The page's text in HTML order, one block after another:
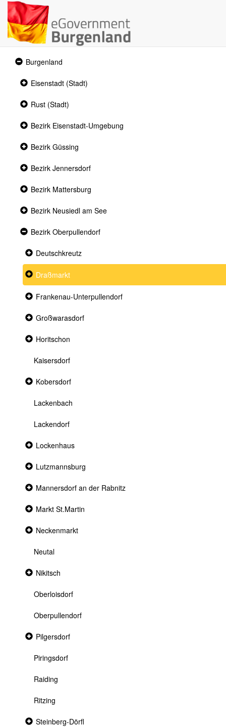
Expanded
section
Burgenland
Collapsed
Eisenstadt (Stadt)
Collapsed
section
Rust (Stadt)
Collapsed
Bezirk Eisenstadt-Umgebung
Collapsed
Bezirk Güssing
Collapsed
Bezirk Jennersdorf
Collapsed
Bezirk Mattersburg
Collapsed
Bezirk Neusiedl am See
Expanded
Bezirk Oberpullendorf
Collapsed
Deutschkreutz
Collapsed
section
Draßmarkt
Collapsed
Frankenau-Unterpullendorf
Collapsed
Großwarasdorf
Collapsed
Horitschon
Kaisersdorf
Collapsed
Kobersdorf
Lackenbach
Lackendorf
Collapsed
Lockenhaus
Collapsed
Lutzmannsburg
Collapsed
Mannersdorf an der Rabnitz
Collapsed
Markt St.Martin
Collapsed
Neckenmarkt
Neutal
Collapsed
Nikitsch
Oberloisdorf
Oberpullendorf
Collapsed
section
Pilgersdorf
Piringsdorf
Raiding
Ritzing
Collapsed
Steinberg-Dörfl